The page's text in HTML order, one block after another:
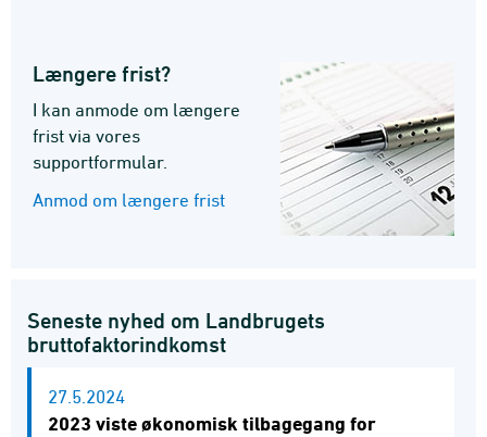
Længere frist?
I kan anmode om længere
frist via vores
supportformular.
Anmod om længere frist
Seneste nyhed om Landbrugets
bruttofaktorindkomst
27.5.2024
2023 viste økonomisk tilbagegang for